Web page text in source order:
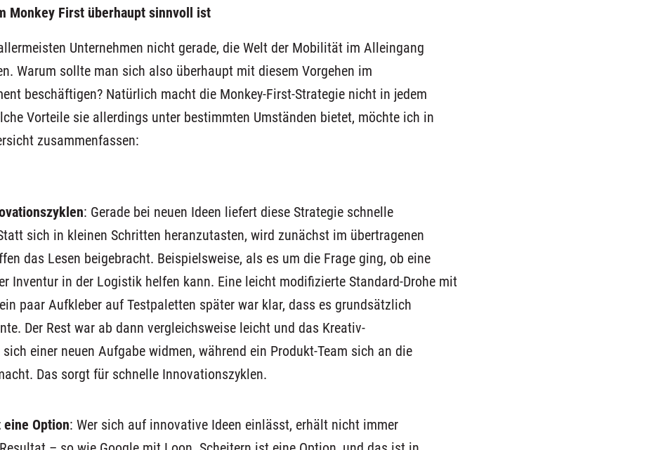
Monkey First überhaupt sinnvoll ist
Unternehmen nicht gerade, die Welt der Mobilität im Alleingang
Warum sollte man sich also überhaupt mit diesem Vorgehen im
beschäftigen? Natürlich macht die Monkey-First-Strategie nicht in jedem
Vorteile sie allerdings unter bestimmten Umständen bietet, möchte ich in
zusammenfassen:
szyklen: Gerade bei neuen Ideen liefert diese Strategie schnelle
sich in kleinen Schritten heranzutasten, wird zunächst im übertragenen
das Lesen beigebracht. Beispielsweise, als es um die Frage ging, ob eine
Inventur in der Logistik helfen kann. Eine leicht modifizierte Standard-Drohe mit
paar Aufkleber auf Testpaletten später war klar, dass es grundsätzlich
. Der Rest war ab dann vergleichsweise leichtund das Kreativ-
sich einer neuen Aufgabe widmen, während ein Produkt-Team sich an die
Das sorgt für schnelle Innovationszyklen.
Option: Wer sich auf innovative Ideen einlässt, erhält nicht immer